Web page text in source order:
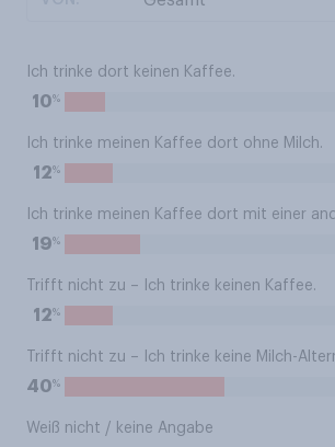
Ich trinke dort keinen Kaffee.
10%
Ich trinke meinen Kaffee dort ohne Milch.
12%
Ich trinke meinen Kaffee dort mit einer
19%
Trifft nicht zu – Ich trinke keinen Kaffee.
12%
Trifft nicht zu – Ich trinke keine Milch-
40%
Weiß nicht / keine Angabe